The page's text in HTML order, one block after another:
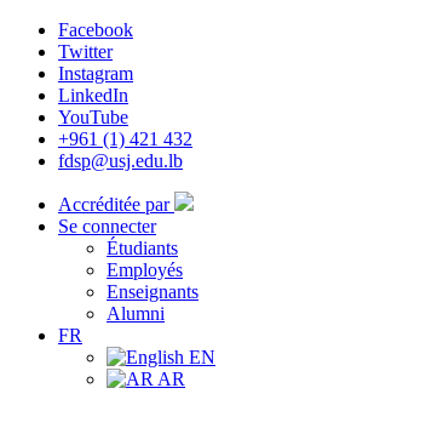
Facebook
Twitter
Instagram
LinkedIn
YouTube
+961 (1) 421 432
fdsp@usj.edu.lb
Accréditée par
Se connecter
Étudiants
Employés
Enseignants
Alumni
FR
EN
AR